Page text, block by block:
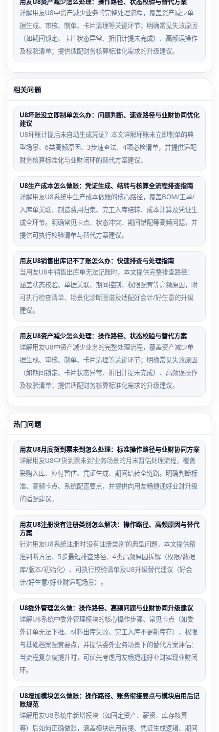
详解用友U8中资产减少业务的完整处理流程，覆盖资产减少单
据生成、审核、制单、卡片清理等关键环节；明确常见失败原因
（如期间锁定、卡片状态异常、折旧计提未完成）、高频误操作
及校验清单；提供适配财务核算标准化需求的升级建议。
相关问题
U8坏账没立即制单怎么办：问题判断、速查路径与业财协同优化
建议
U8坏账计提后未自动生成凭证？本文详解坏账未立即制单的典
型场景、6类高频原因、3步速查法、4项必检清单，并提供适配
财务核算标准化与业财闭环的替代方案建议。
U8生产成本怎么做账：凭证生成、结转与核算全流程排查指南
详解用友U8系统中生产成本做账的核心路径，覆盖BOM/工单/
入库单关联、制造费用归集、完工入库结转、成本计算及凭证生
成全环节。明确常见卡点、状态冲突、期间错配等高频问题，并
提供可执行校验清单与替代方案建议。
用友U8销售出库记不了账怎么办：快速排查与处理指南
当用友U8中销售出库单无法记账时，本文提供完整排查路径：
涵盖状态校验、单据关联、期间控制、权限配置等高频原因，附
可执行检查清单、场景化诊断图谱及适配好会计/好生意的升级
建议。
用友U8资产减少怎么处理：操作路径、状态校验与替代方案
详解用友U8中资产减少业务的完整处理流程，覆盖资产减少单
据生成、审核、制单、卡片清理等关键环节；明确常见失败原因
（如期间锁定、卡片状态异常、折旧计提未完成）、高频误操作
及校验清单；提供适配财务核算标准化需求的升级建议。
热门问题
用友U8月底货到票未到怎么处理：标准操作路径与业财协同方案
详解用友U8中‘货到票未到’业务场景的月末暂估处理流程，覆盖
采购入库、应付暂估、凭证生成、期间结转全链路。明确判断标
准、高频卡点、系统配置要点，并提供向用友畅捷通好业财升级
的适配建议。
用友U8注册没有注册类别怎么解决：操作路径、高频原因与替代
方案
针对用友U8系统注册时‘没有注册类别’的典型问题，本文提供精
准判断方法、5步最短排查路径、4类高频原因拆解（权限/数据
库/版本/初始化）、可执行校验清单及U8升级替代建议（好会
计/好生意/好业财适配场景）。
U8委外管理怎么做：操作路径、高频问题与业财协同升级建议
详解U8系统中委外管理模块的核心操作步骤、常见卡点（如委
外订单无法下推、材料出库失败、完工入库不更新库存）、权限
与基础档案配置要点，并提供委外业务场景下的替代方案评估：
当流程复杂度提升时，可优先考虑用友畅捷通好业财实现业财闭
环。
U8增加模块怎么做账：操作路径、账务衔接要点与模块启用后记
账规范
详解用友U8系统中新增模块（如固定资产、薪资、库存核算
等）后如何正确做账，涵盖模块启用前提、凭证生成逻辑、期间